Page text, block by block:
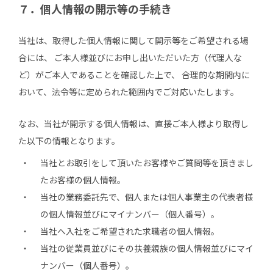
７．個人情報の開示等の手続き
当社は、取得した個人情報に関して開示等をご希望される場
合には、 ご本人様並びにお申し出いただいた方（代理人な
ど）がご本人であることを確認した上で、 合理的な期間内に
おいて、法令等に定められた範囲内でご対応いたします。
なお、当社が開示する個人情報は、直接ご本人様より取得し
た以下の情報となります。
当社とお取引をして頂いたお客様やご質問等を頂きまし
たお客様の個人情報。
当社の業務委託先で、個人または個人事業主の代表者様
の個人情報並びにマイナンバー（個人番号）。
当社へ入社をご希望された求職者の個人情報。
当社の従業員並びにその扶養親族の個人情報並びにマイ
ナンバー（個人番号）。